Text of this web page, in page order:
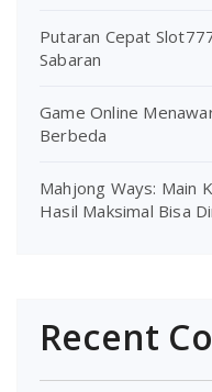
Putaran Cepat
Sabaran
Game Online
Berbeda
Mahjong Ways: Main
Hasil Maksimal Bisa
Recent